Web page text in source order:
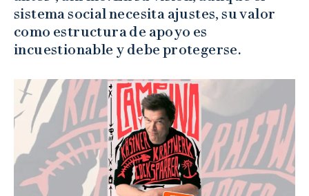
sistema social necesita ajustes, su valor
como estructura de apoyo es
incuestionable y debe protegerse.